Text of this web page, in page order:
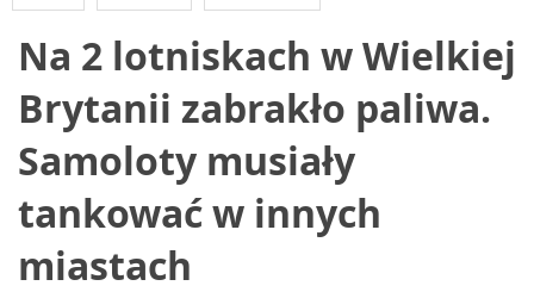
Na 2 lotniskach w Wielkiej
Brytanii zabrakło paliwa.
Samoloty musiały
tankować w innych
miastach